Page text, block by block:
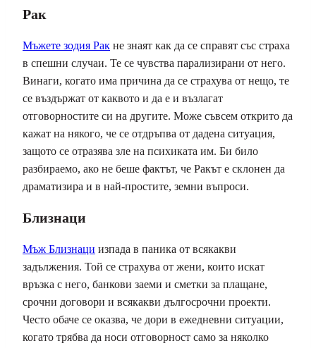
Рак
Мъжете зодия Рак не знаят как да се справят със страха
в спешни случаи. Те се чувства парализирани от него.
Винаги, когато има причина да се страхува от нещо, те
се въздържат от каквото и да е и възлагат
отговорностите си на другите. Може съвсем открито да
кажат на някого, че се отдръпва от дадена ситуация,
защото се отразява зле на психиката им. Би било
разбираемо, ако не беше фактът, че Ракът е склонен да
драматизира и в най-простите, земни въпроси.
Близнаци
Мъж Близнаци изпада в паника от всякакви
задължения. Той се страхува от жени, които искат
връзка с него, банкови заеми и сметки за плащане,
срочни договори и всякакви дългосрочни проекти.
Често обаче се оказва, че дори в ежедневни ситуации,
когато трябва да носи отговорност само за няколко